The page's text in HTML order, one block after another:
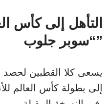
التأهل إلى كأس
“سوبر جلوب”
يسعى كلا القطبين لحصد